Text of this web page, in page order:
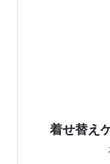
着せ替え